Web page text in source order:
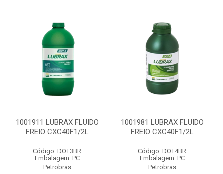
1001911 LUBRAX FLUIDO
FREIO CXC40F1/2L
Código: DOT3BR
Embalagem: PC
Petrobras
1001981 LUBRAX FLUIDO
FREIO CXC40F1/2L
Código: DOT4BR
Embalagem: PC
Petrobras